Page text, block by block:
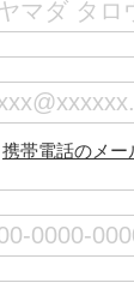
携帯電話のメ